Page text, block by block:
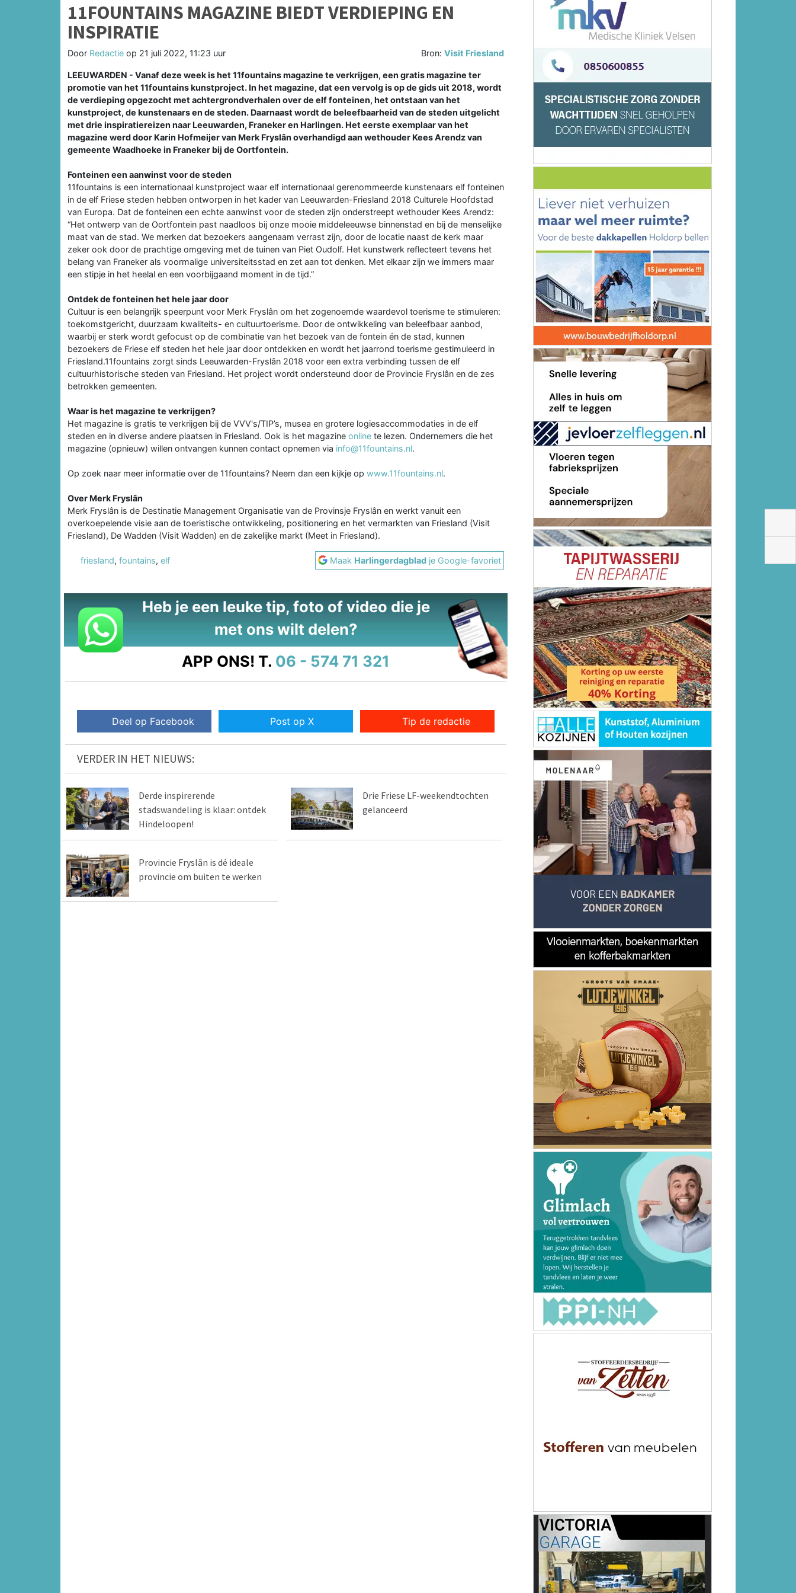
11FOUNTAINS MAGAZINE BIEDT VERDIEPING EN
INSPIRATIE
Door Redactie op 21 juli 2022, 11:23 uur Bron:Visit Friesland
LEEUWARDEN - Vanaf deze week is het 11fountains magazine te verkrijgen, een gratis magazine ter
promotie van het 11fountains kunstproject. In het magazine, dat een vervolg is op de gids uit 2018, wordt
de verdieping opgezocht met achtergrondverhalen over de elf fonteinen, het ontstaan van het
kunstproject, de kunstenaars en de steden. Daarnaast wordt de beleefbaarheid van de steden uitgelicht
met drie inspiratiereizen naar Leeuwarden, Franeker en Harlingen. Het eerste exemplaar van het
magazine werd door Karin Hofmeijer van Merk Fryslân overhandigd aan wethouder Kees Arendz van
gemeente Waadhoeke in Franeker bij de Oortfontein.
Fonteinen een aanwinst voor de steden
11fountains is een internationaal kunstproject waar elf internationaal gerenommeerde kunstenaars elf fonteinen
in de elf Friese steden hebben ontworpen in het kader van Leeuwarden-Friesland 2018 Culturele Hoofdstad
van Europa. Dat de fonteinen een echte aanwinst voor de steden zijn onderstreept wethouder Kees Arendz:
“Het ontwerp van de Oortfontein past naadloos bij onze mooie middeleeuwse binnenstad en bij de menselijke
maat van de stad. We merken dat bezoekers aangenaam verrast zijn, door de locatie naast de kerk maar
zeker ook door de prachtige omgeving met de tuinen van Piet Oudolf. Het kunstwerk reflecteert tevens het
belang van Franeker als voormalige universiteitsstad en zet aan tot denken. Met elkaar zijn we immers maar
een stipje in het heelal en een voorbijgaand moment in de tijd.”
Ontdek de fonteinen het hele jaar door
Cultuur is een belangrijk speerpunt voor Merk Fryslân om het zogenoemde waardevol toerisme te stimuleren:
toekomstgericht, duurzaam kwaliteits- en cultuurtoerisme. Door de ontwikkeling van beleefbaar aanbod,
waarbij er sterk wordt gefocust op de combinatie van het bezoek van de fontein én de stad, kunnen
bezoekers de Friese elf steden het hele jaar door ontdekken en wordt het jaarrond toerisme gestimuleerd in
Friesland.11fountains zorgt sinds Leeuwarden-Fryslân 2018 voor een extra verbinding tussen de elf
cultuurhistorische steden van Friesland. Het project wordt ondersteund door de Provincie Fryslân en de zes
betrokken gemeenten.
Waar is het magazine te verkrijgen?
Het magazine is gratis te verkrijgen bij de VVV's/TIP’s, musea en grotere logiesaccommodaties in de elf
steden en in diverse andere plaatsen in Friesland. Ook is het magazine online te lezen. Ondernemers die het
magazine (opnieuw) willen ontvangen kunnen contact opnemen via info@11fountains.nl.
Op zoek naar meer informatie over de 11fountains? Neem dan een kijkje op www.11fountains.nl.
Over Merk Fryslân
Merk Fryslân is de Destinatie Management Organisatie van de Provinsje Fryslân en werkt vanuit een
overkoepelende visie aan de toeristische ontwikkeling, positionering en het vermarkten van Friesland (Visit
Friesland), De Wadden (Visit Wadden) en de zakelijke markt (Meet in Friesland).
friesland, fountains, elf Maak Harlingerdagblad je Google-favoriet
Heb je een leuke tip, foto of video die je
met ons wilt delen?
APP ONS! T. 06 - 574 71 321
Deel op Facebook Post op X Tip de redactie
VERDER IN HET NIEUWS:
Derde inspirerende
stadswandeling is klaar: ontdek
Hindeloopen!
Drie Friese LF-weekendtochten
gelanceerd
Provincie Fryslân is dé ideale
provincie om buiten te werken